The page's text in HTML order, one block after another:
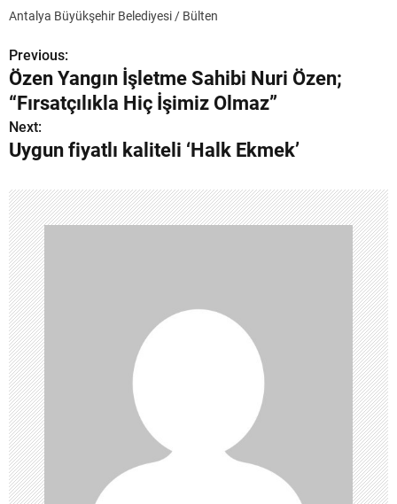
Antalya Büyükşehir Belediyesi / Bülten
Y
a
z
ı
g
e
z
i
n
m
e
s
i
Previous:
Özen Yangın İşletme Sahibi Nuri Özen;
“Fırsatçılıkla Hiç İşimiz Olmaz”
Next:
Uygun fiyatlı kaliteli ‘Halk Ekmek’